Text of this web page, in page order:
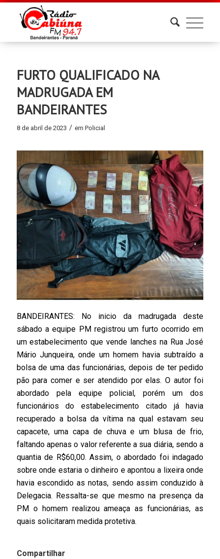
FURTO QUALIFICADO NA
MADRUGADA EM
BANDEIRANTES
8 de abril de 2023 / em Policial
BANDEIRANTES: No inicio da madrugada deste
sábado a equipe PM registrou um furto ocorrido em
um estabelecimento que vende lanches na Rua José
Mário Junqueira, onde um homem havia subtraído a
bolsa de uma das funcionárias, depois de ter pedido
pão para comer e ser atendido por elas. O autor foi
abordado pela equipe policial, porém um dos
funcionários do estabelecimento citado já havia
recuperado a bolsa da vítima na qual estavam seu
capacete, uma capa de chuva e um blusa de frio,
faltando apenas o valor referente a sua diária, sendo a
quantia de R$60,00. Assim, o abordado foi indagado
sobre onde estaria o dinheiro e apontou a lixeira onde
havia escondido as notas, sendo assim conduzido à
Delegacia. Ressalta-se que mesmo na presença da
PM o homem realizou ameaça as funcionárias, as
quais solicitaram medida protetiva.
Compartilhar